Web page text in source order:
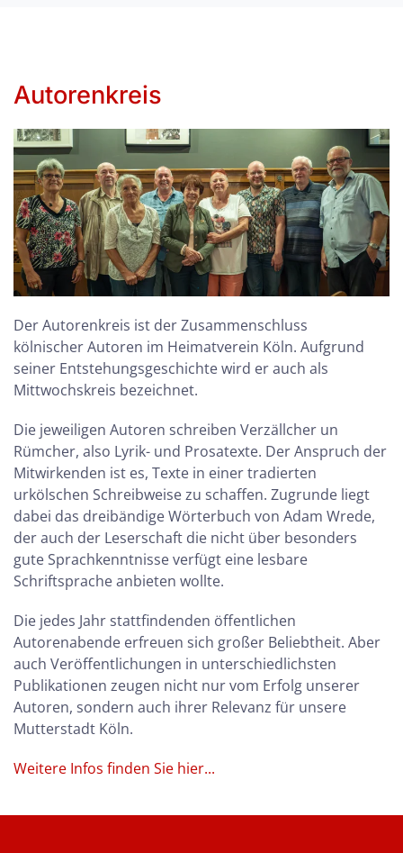
Autorenkreis
Der Autorenkreis ist der Zusammenschluss
kölnischer Autoren im Heimatverein Köln. Aufgrund
seiner Entstehungsgeschichte wird er auch als
Mittwochskreis bezeichnet.
Die jeweiligen Autoren schreiben Verzällcher un
Rümcher, also Lyrik- und Prosatexte. Der Anspruch der
Mitwirkenden ist es, Texte in einer tradierten
urkölschen Schreibweise zu schaffen. Zugrunde liegt
dabei das dreibändige Wörterbuch von Adam Wrede,
der auch der Leserschaft die nicht über besonders
gute Sprachkenntnisse verfügt eine lesbare
Schriftsprache anbieten wollte.
Die jedes Jahr stattfindenden öffentlichen
Autorenabende erfreuen sich großer Beliebtheit. Aber
auch Veröffentlichungen in unterschiedlichsten
Publikationen zeugen nicht nur vom Erfolg unserer
Autoren, sondern auch ihrer Relevanz für unsere
Mutterstadt Köln.
Weitere Infos finden Sie hier...